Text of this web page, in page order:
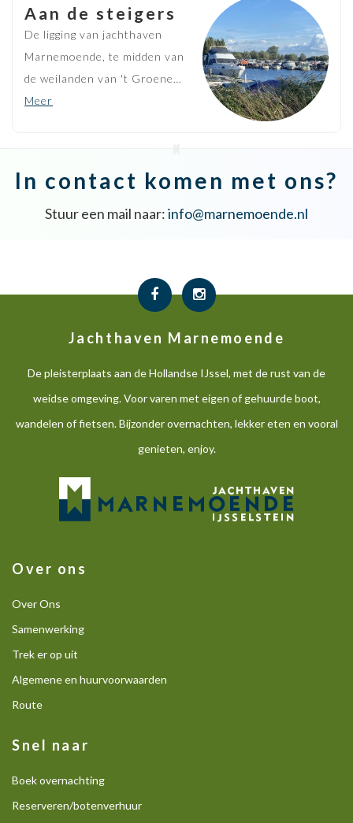
elektrische uitvoering.
Aan de steigers
De ligging van jachthaven
Marnemoende, te midden van
de weilanden van 't Groene
Hart, is uniek. In combinatie
rust en ruimte. Hier is het
altijd vakantie.
Meer
In contact komen met ons?
Stuur een mail naar:info@marnemoende.nl
Jachthaven Marnemoende
De pleisterplaats aan de Hollandse IJssel, met de rust van de
weidse omgeving. Voor varen met eigen of gehuurde boot,
wandelen of fietsen. Bijzonder overnachten, lekker eten en vooral
genieten, enjoy.
Over ons
Over Ons
Samenwerking
Trek er op uit
Algemene en huurvoorwaarden
Route
Snel naar
Boek overnachting
Reserveren/botenverhuur